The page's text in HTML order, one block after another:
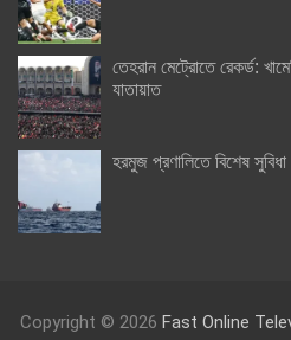
তেহরান মেট্রোতে রেকর্ড:
যাতায়াত
হরমুজ প্রণালিতে বিশেষ
Copyright © 2026 Fast Online